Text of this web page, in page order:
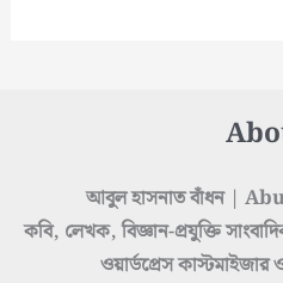
আবুল হাসনাত বাঁধন |
কবি, লেখক, বিজ্ঞান-প্রযুক্তি
ওয়ার্ডপ্রেস কাস্টমাইজার